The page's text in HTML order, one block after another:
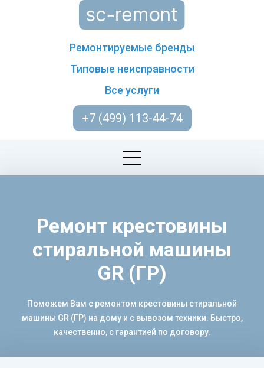
Ремонтируемые бренды
Типовые неисправности
Все услуги
+7 (499) 113-44-74
Ремонт крестовины
стиральной машины
GR (ГР)
Поможем Вам с ремонтом крестовины стиральной
машины GR (ГР) на дому и с вывозом техники. Быстро,
качественно, с гарантией по договору.